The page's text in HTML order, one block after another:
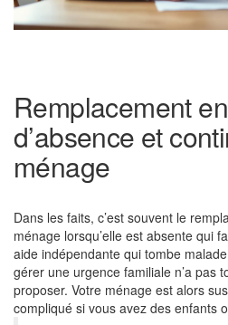
Remplacement
d’absence et
ménage
Dans les faits, c’est souvent le
ménage lorsqu’elle est absente qui
aide indépendante qui tombe
gérer une urgence familiale n’a pas
proposer. Votre ménage est alors
compliqué si vous avez des enfants